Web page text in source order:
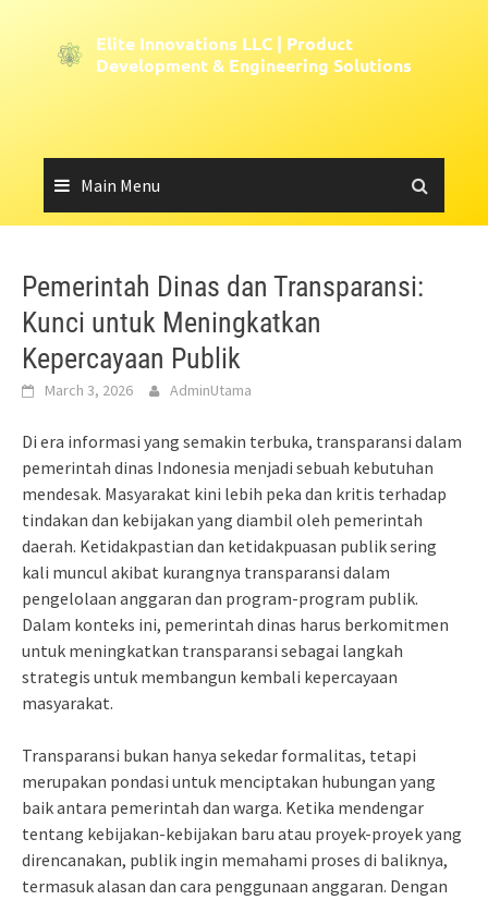
content
Elite Innovations LLC | Product
Development & Engineering Solutions
Main Menu
Pemerintah Dinas dan Transparansi:
Kunci untuk Meningkatkan
Kepercayaan Publik
March 3, 2026 AdminUtama
Di era informasi yang semakin terbuka, transparansi dalam
pemerintah dinas Indonesia menjadi sebuah kebutuhan
mendesak. Masyarakat kini lebih peka dan kritis terhadap
tindakan dan kebijakan yang diambil oleh pemerintah
daerah. Ketidakpastian dan ketidakpuasan publik sering
kali muncul akibat kurangnya transparansi dalam
pengelolaan anggaran dan program-program publik.
Dalam konteks ini, pemerintah dinas harus berkomitmen
untuk meningkatkan transparansi sebagai langkah
strategis untuk membangun kembali kepercayaan
masyarakat.
Transparansi bukan hanya sekedar formalitas, tetapi
merupakan pondasi untuk menciptakan hubungan yang
baik antara pemerintah dan warga. Ketika mendengar
tentang kebijakan-kebijakan baru atau proyek-proyek yang
direncanakan, publik ingin memahami proses di baliknya,
termasuk alasan dan cara penggunaan anggaran. Dengan